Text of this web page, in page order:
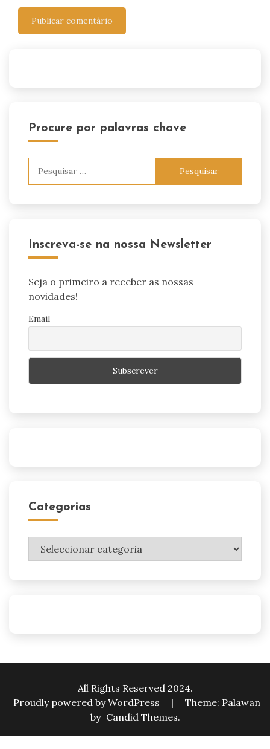
Procure por palavras chave
Inscreva-se na nossa Newsletter
Seja o primeiro a receber as nossas
novidades!
Email
Categorias
Categorias
All Rights Reserved 2024.
Proudly powered by WordPress
|
Theme: Palawan
by Candid Themes.